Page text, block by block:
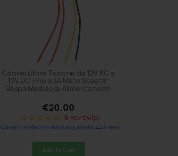
Convertitore Tesione da 12V AC a
12V DC Fino a 3A Moto Scooter
Vespa Modulo di Alimentazione
€20.00
star_border star_border star_border star_border star_border 0 Review(s)
Questo prodotto è stato acquistato: 44 times
Add to Cart